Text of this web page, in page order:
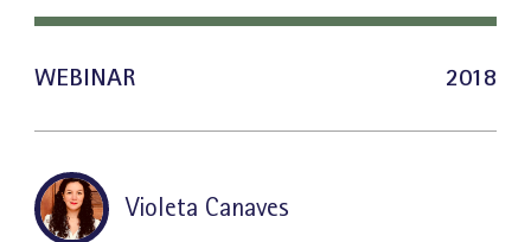
WEBINAR 2018
Violeta Canaves